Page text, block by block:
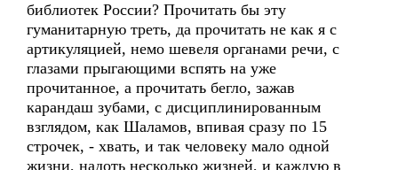
библиотек России? Прочитать бы эту
гуманитарную треть, да прочитать не как я с
артикуляцией, немо шевеля органами речи, с
глазами прыгающими вспять на уже
прочитанное, а прочитать бегло, зажав
карандаш зубами, с дисциплинированным
взглядом, как Шаламов, впивая сразу по 15
строчек, - хвать, и так человеку мало одной
жизни, надоть несколько жизней, и каждую в